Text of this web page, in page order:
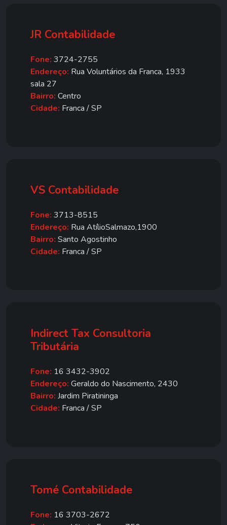
JR Contabilidade
Fone: 3724-2755
Endereço: Rua Voluntários da Franca, 1933
sala 27
Bairro: Centro
Cidade: Franca / SP
VS Contabilidade
Fone: 3713-8515
Endereço: Rua AtílioSalmazo,1900
Bairro: Santo Agostinho
Cidade: Franca / SP
Indirect Tax Consultoria
Tributária
Fone: 16 3432-3902
Endereço: Geraldo do Nascimento, 2430
Bairro: Jardim Piratininga
Cidade: Franca / SP
Tomé Contabilidade
Fone: 16 3703-2672